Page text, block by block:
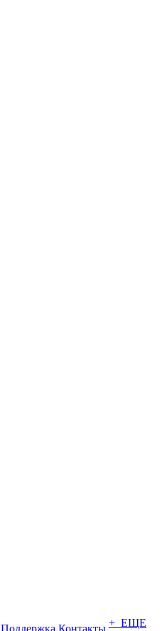
Поддержка Контакты + ЕЩЕ